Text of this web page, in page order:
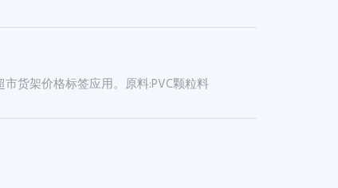
货架价格标签应用。原料:PVC颗粒料